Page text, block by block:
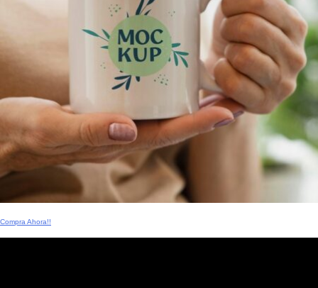
Compra Ahora!!